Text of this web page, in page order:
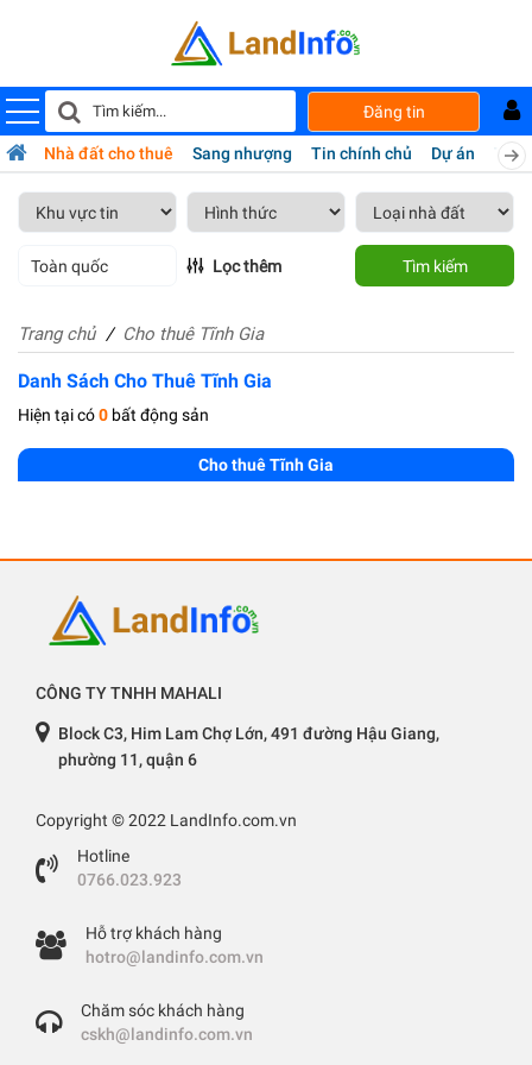
Đăng tin
Nhà đất cho thuê Sang nhượng Tin chính chủ Dự án
Toàn quốc Lọc thêm Tìm kiếm
Trang chủ Cho thuê Tĩnh Gia
Danh Sách Cho Thuê Tĩnh Gia
Hiện tại có0 bất động sản
Cho thuê Tĩnh Gia
CÔNG TY TNHH MAHALI
Block C3, Him Lam Chợ Lớn, 491 đường Hậu Giang,
phường 11, quận 6
Copyright © 2022 LandInfo.com.vn
Hotline
0766.023.923
Hỗ trợ khách hàng
hotro@landinfo.com.vn
Chăm sóc khách hàng
cskh@landinfo.com.vn